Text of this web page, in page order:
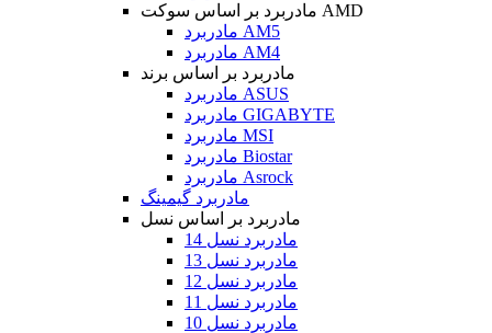
مادربرد بر اساس سوکت AMD
مادربرد AM5
مادربرد AM4
مادربرد بر اساس برند
مادربرد ASUS
مادربرد GIGABYTE
مادربرد MSI
مادربرد Biostar
مادربرد Asrock
مادربرد گیمینگ
مادربرد بر اساس نسل
مادربرد نسل 14
مادربرد نسل 13
مادربرد نسل 12
مادربرد نسل 11
مادربرد نسل 10